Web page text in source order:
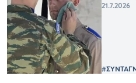
21.7.2026